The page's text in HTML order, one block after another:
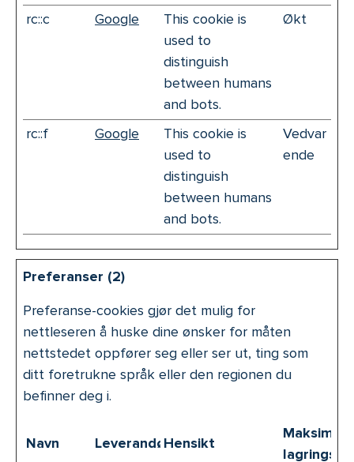
rc::c Google
This cookie is
used to
distinguish
between humans
and bots.
Økt
rc::f Google
This cookie is
used to
distinguish
between humans
and bots.
Vedvar
ende
Preferanser (2)
Preferanse-cookies gjør det mulig for
nettleseren å huske dine ønsker for måten
nettstedet oppfører seg eller ser ut, ting som
ditt foretrukne språk eller den regionen du
befinner deg i.
Navn LeverandørHensikt
Maksimal